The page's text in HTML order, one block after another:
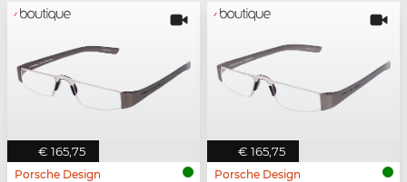
€ 165,75
Porsche Design
€ 165,75
Porsche Design